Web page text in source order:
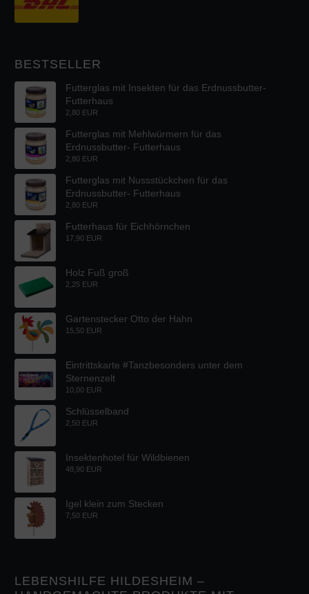
BESTSELLER
Futterglas mit Insekten für das Erdnussbutter-
Futterhaus
2,80 EUR
Futterglas mit Mehlwürmern für das
Erdnussbutter- Futterhaus
2,80 EUR
Futterglas mit Nussstückchen für das
Erdnussbutter- Futterhaus
2,80 EUR
Futterhaus für Eichhörnchen
17,90 EUR
Holz Fuß groß
2,25 EUR
Gartenstecker Otto der Hahn
15,50 EUR
Eintrittskarte #Tanzbesonders unter dem
Sternenzelt
10,00 EUR
Schlüsselband
2,50 EUR
Insektenhotel für Wildbienen
48,90 EUR
Igel klein zum Stecken
7,50 EUR
LEBENSHILFE HILDESHEIM –